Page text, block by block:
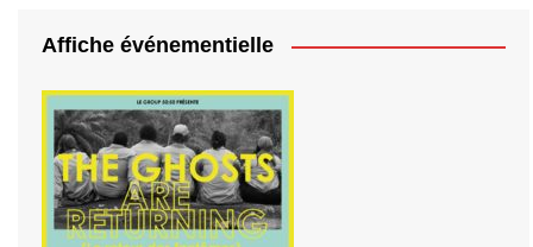
Affiche événementielle